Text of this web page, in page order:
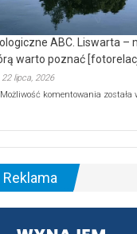
ABC. Liswarta –
warto poznać
22 lipca, 2026
Możliwość komentowania
–
została
Reklama